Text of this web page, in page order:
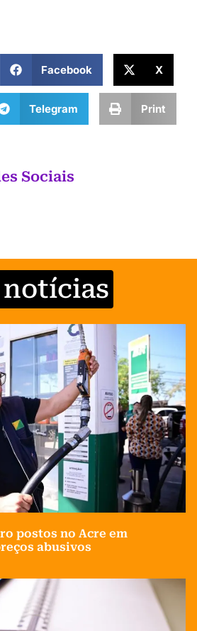
Facebook X
Telegram Print
Sociais
postos no Acre em
abusivos